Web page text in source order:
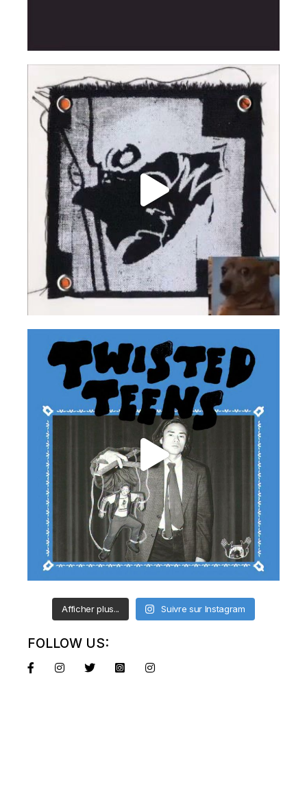
Afficher plus... Suivre sur Instagram
FOLLOW US: